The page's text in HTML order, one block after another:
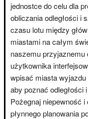
jednostce do celu dla
obliczania odległości i
czasu lotu między
miastami na całym
naszemu przyjaznemu
użytkownika
wpisać miasta wyjazdu
aby poznać odległości
Pożegnaj niepewność
płynnego planowania